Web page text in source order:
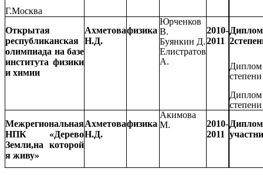
Г.Москва
Открытая
республиканская
олимпиада на базе
института физики
и химии
Ахметова
Н.Д.
физика
Юрченков
В.
Буянкин Д.
Елистратов
А.
2010-
2011
Диплом
степени
степени
Межрегиональная
НПК «Дерево
Земли,на которой
я живу»
Ахметова
Н.Д.
физика
Акимова
М.
2010-
2011
Диплом